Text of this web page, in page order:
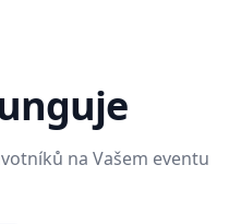
na Vašem eventu